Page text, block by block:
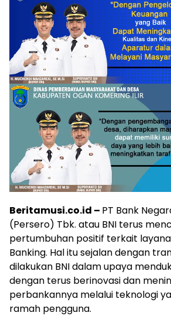
Beritamusi.co.id – PT Bank
(Persero) Tbk. atau BNI terus
pertumbuhan positif terkait
Banking. Hal itu sejalan dengan
dilakukan BNI dalam upaya
dengan terus berinovasi dan
perbankannya melalui teknologi
ramah pengguna.